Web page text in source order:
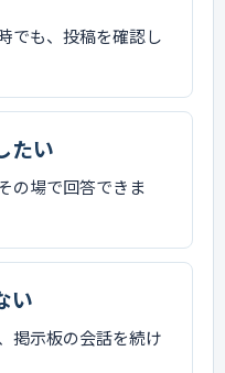
でも、投稿を確認し
たい
の場で回答できま
い
掲示板の会話を続け